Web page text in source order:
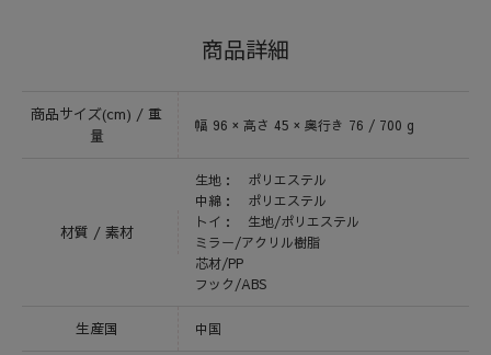
商品詳細
商品サイズ(cm) / 重
量
幅 96 × 高さ 45 × 奥行き 76 / 700 g
材質 / 素材
生地： ポリエステル
中綿： ポリエステル
トイ： 生地/ポリエステル
ミラー/アクリル樹脂
芯材/PP
フック/ABS
生産国 中国